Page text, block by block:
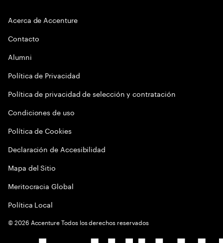
Acerca de Accenture
Contacto
Alumni
Política de Privacidad
Política de privacidad de selección y contratación
Condiciones de uso
Política de Cookies
Declaración de Accesibilidad
Mapa del Sitio
Meritocracia Global
Política Local
©2026 Accenture Todos los derechos reservados